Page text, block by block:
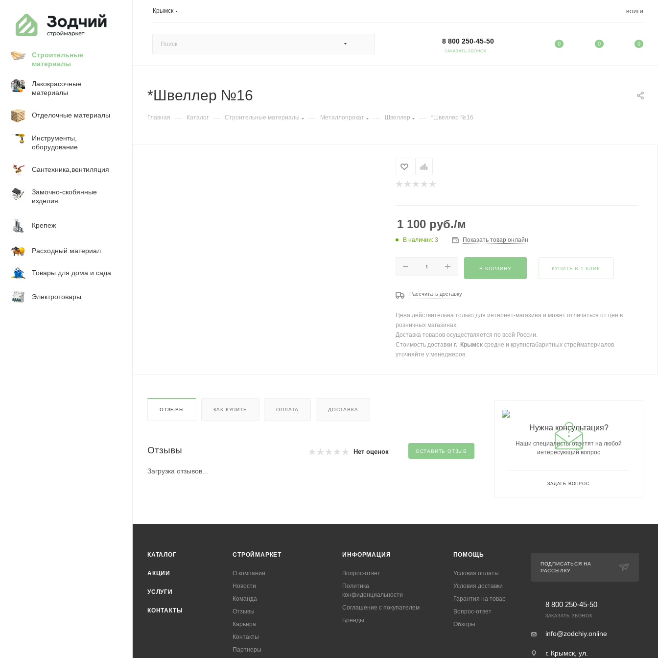
Крымск ВОЙТИ
8 800 250-45-50
ЗАКАЗАТЬ ЗВОНОК
0 0 0
Строительные
материалы
Лакокрасочные
материалы
Отделочные материалы
Инструменты,
оборудование
Сантехника,вентиляция
Замочно-скобянные
изделия
Крепеж
Расходный материал
Товары для дома и сада
Электротовары
*Швеллер №16
Главная — Каталог — Строительные материалы — Металлопрокат — Швеллер — *Швеллер №16
1 100руб./м
В наличии: 3 Показать товар онлайн
В КОРЗИНУ КУПИТЬ В 1 КЛИК
Рассчитать доставку
Цена действительна только для интернет-магазина и может отличаться от цен в
розничных магазинах.
Доставка товаров осуществляется по всей России.
Стоимость доставки г. Крымсксредне и крупногабаритных стройматериалов
уточняйте у менеджеров.
ОТЗЫВЫ КАК КУПИТЬ ОПЛАТА ДОСТАВКА
Отзывы Нет оценок ОСТАВИТЬ ОТЗЫВ
Загрузка отзывов...
Нужна консультация?
Наши специалисты ответят на любой
интересующий вопрос
ЗАДАТЬ ВОПРОС
КАТАЛОГ
АКЦИИ
УСЛУГИ
КОНТАКТЫ
СТРОЙМАРКЕТ
О компании
Новости
Команда
Отзывы
Карьера
Контакты
Партнеры
ИНФОРМАЦИЯ
Вопрос-ответ
Политика
конфиденциальности
Соглашение с покупателем
Бренды
ПОМОЩЬ
Условия оплаты
Условия доставки
Гарантия на товар
Вопрос-ответ
Обзоры
ПОДПИСАТЬСЯ НА
РАССЫЛКУ
8 800 250-45-50
ЗАКАЗАТЬ ЗВОНОК
info@zodchiy.online
г. Крымск, ул.